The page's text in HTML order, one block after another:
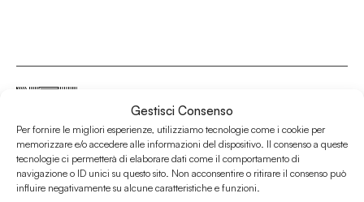
Gestisci Consenso
Per fornire le migliori esperienze, utilizziamo tecnologie come i cookie per
memorizzare e/o accedere alle informazioni del dispositivo. Il consenso a queste
tecnologie ci permetterà di elaborare dati come il comportamento di
navigazione o ID unici su questo sito. Non acconsentire o ritirare il consenso può
influire negativamente su alcune caratteristiche e funzioni.
Associazione Culturale Humus
Via degli Orti 63, Bologna 40137
IVA: IT03691751204